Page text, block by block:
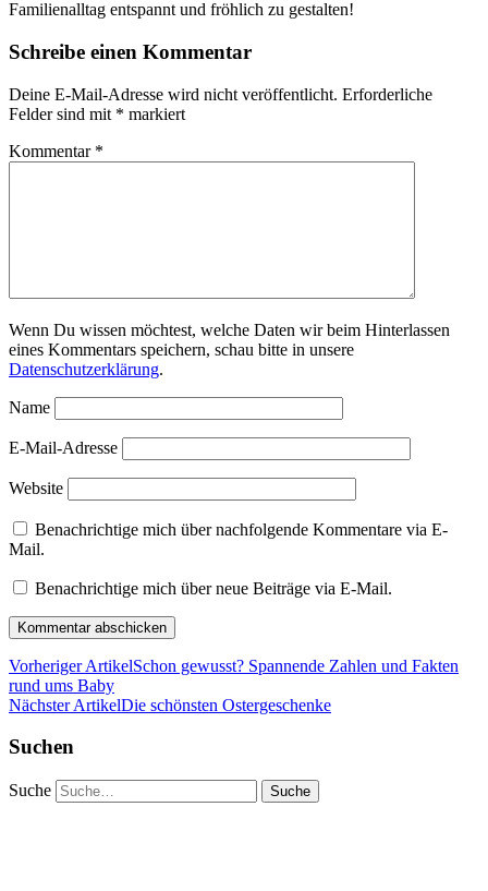
Familienalltag entspannt und fröhlich zu gestalten!
Schreibe einen Kommentar
Deine E-Mail-Adresse wird nicht veröffentlicht. Erforderliche
Felder sind mit * markiert
Kommentar *
Wenn Du wissen möchtest, welche Daten wir beim Hinterlassen
eines Kommentars speichern, schau bitte in unsere
Datenschutzerklärung.
Name
E-Mail-Adresse
Website
Benachrichtige mich über nachfolgende Kommentare via E-
Mail.
Benachrichtige mich über neue Beiträge via E-Mail.
Vorheriger ArtikelSchon gewusst? Spannende Zahlen und Fakten
rund ums Baby
Nächster ArtikelDie schönsten Ostergeschenke
Suchen
Suche